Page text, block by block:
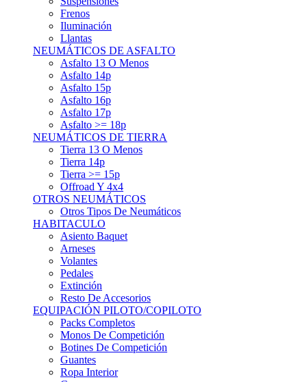
OTROS NEUMÁTICOS
Otros Tipos De Neumáticos
HABITACULO
Asiento Baquet
Arneses
Volantes
Pedales
Extinción
Resto De Accesorios
EQUIPACIÓN PILOTO/COPILOTO
Packs Completos
Monos De Competición
Botines De Competición
Guantes
Ropa Interior
Cascos
Sistemas Hans
Bolsas Y Mochilas
Equipación Para Mecánicos
ANUNCIOS DE COMPRA
Compra De Piezas
Compra De Neumáticos
Compra De Accesorios De Habitáculo
Compra De Equipación
VEHÍCULOS CLÁSICOS
VEHÍCULOS CLÁSICOS
Clásicos De Calle
Clásicos De Competición
Motores
Cajas De Cambio